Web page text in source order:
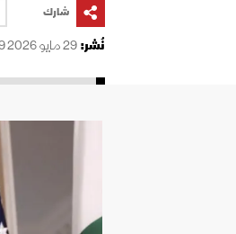
شارك
نُشر:29 مايو 2026 21:09